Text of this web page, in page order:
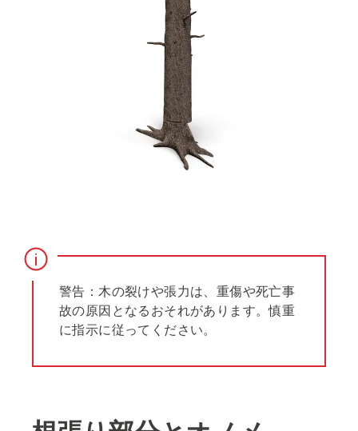
警告：木の裂けや張力は、重傷や死亡事
故の原因となるおそれがあります。慎重
に指示に従ってください。